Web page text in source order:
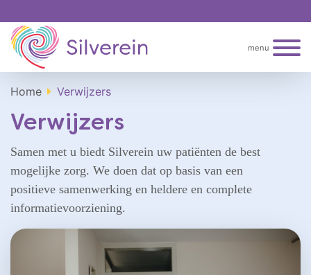
menu
Home Verwijzers
Verwijzers
Samen met u biedt Silverein uw patiënten de best
mogelijke zorg. We doen dat op basis van een
positieve samenwerking en heldere en complete
informatievoorziening.